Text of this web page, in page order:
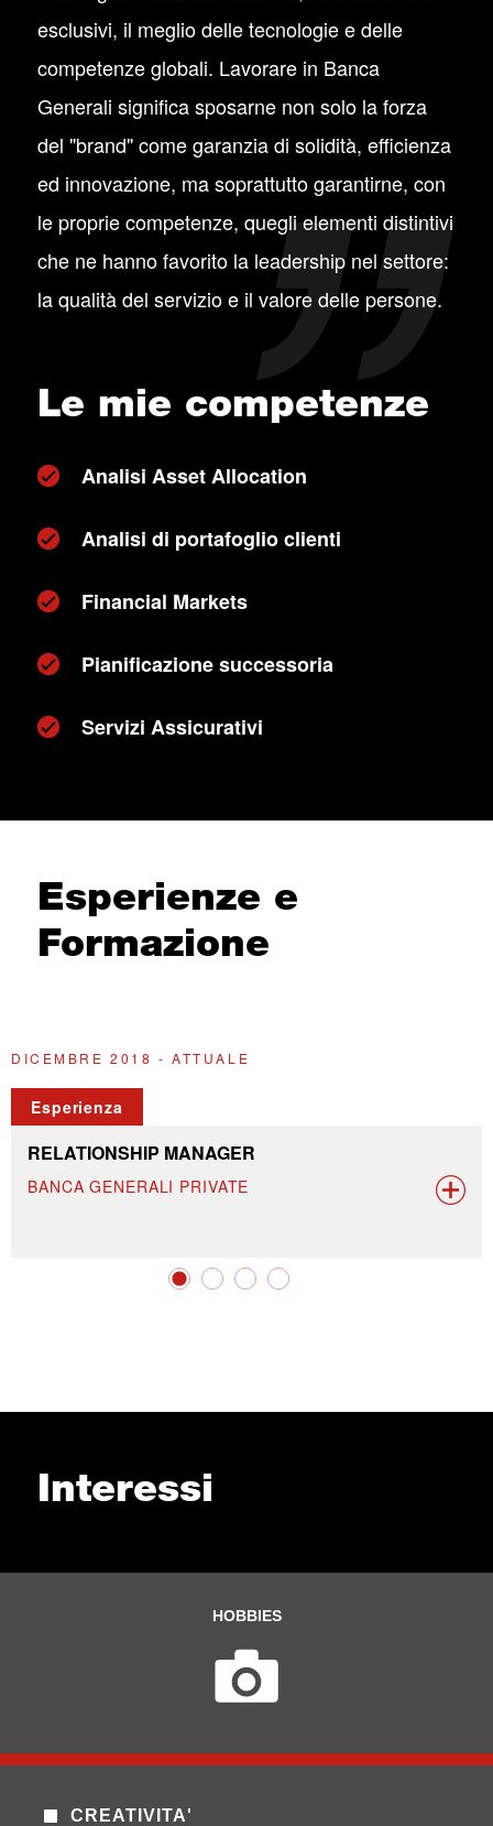
esclusivi, il meglio delle tecnologie e delle
competenze globali. Lavorare in Banca
Generali significa sposarne non solo la forza
del "brand" come garanzia di solidità, efficienza
ed innovazione, ma soprattutto garantirne, con
le proprie competenze, quegli elementi distintivi
che ne hanno favorito la leadership nel settore:
la qualità del servizio e il valore delle persone.
Le mie competenze
Analisi Asset Allocation
Analisi di portafoglio clienti
Financial Markets
Pianificazione successoria
Servizi Assicurativi
Esperienze e
Formazione
DICEMBRE 2018 - ATTUALE
Esperienza
RELATIONSHIP MANAGER
BANCA GENERALI PRIVATE
Interessi
HOBBIES
CREATIVITA'